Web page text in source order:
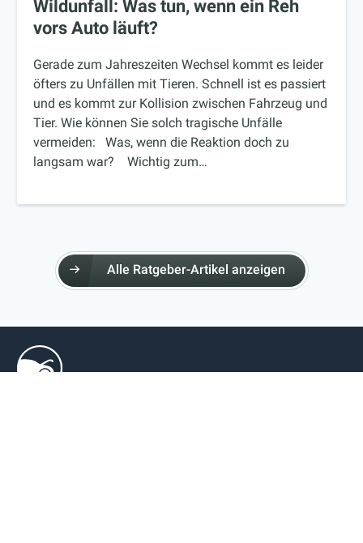
Wildunfall: Was tun, wenn ein Reh
vors Auto läuft?
Gerade zum Jahreszeiten Wechsel kommt es leider
öfters zu Unfällen mit Tieren. Schnell ist es passiert
und es kommt zur Kollision zwischen Fahrzeug und
Tier. Wie können Sie solch tragische Unfälle
vermeiden: Was, wenn die Reaktion doch zu
langsam war? Wichtig zum…
Alle Ratgeber-Artikel anzeigen